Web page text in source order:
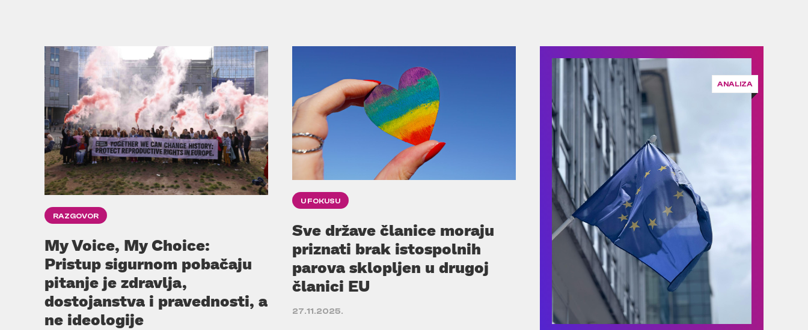
RAZGOVOR
My Voice, My Choice:
Pristup sigurnom pobačaju
pitanje je zdravlja,
dostojanstva i pravednosti, a
ne ideologije
U FOKUSU
Sve države članice moraju
priznati brak istospolnih
parova sklopljen u drugoj
članici EU
27.11.2025.
ANALIZA